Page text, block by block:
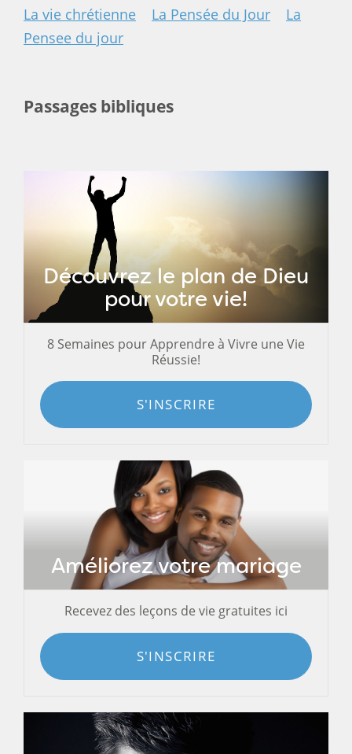
La vie chrétienne La Pensée du Jour
La
Pensee du jour
Passages bibliques
Découvrez le plan de Dieu
pour votre vie!
8 Semaines pour Apprendre à Vivre une Vie
Réussie!
S'INSCRIRE
Améliorez votre mariage
Recevez des leçons de vie gratuites ici
S'INSCRIRE